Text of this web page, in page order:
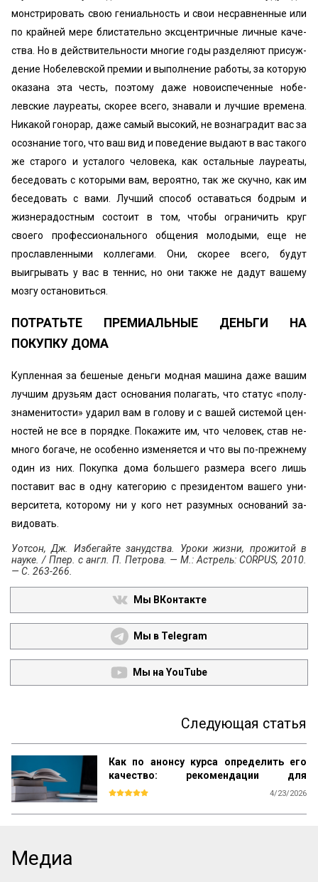
монстрировать свою гениальность и свои несравненные или
по крайней мере блистательно эксцентричные личные каче­
ства. Но в действительности многие годы разделяют присуж­
дение Нобелевской премии и выполнение работы, за кото­рую
оказана эта честь, поэтому даже новоиспеченные нобе­
левские лауреаты, скорее всего, знавали и лучшие времена.
Никакой гонорар, даже самый высокий, не вознаградит вас за
осознание того, что ваш вид и поведение выдают в вас такого
же старого и усталого человека, как остальные лауреаты,
бесе­довать с которыми вам, вероятно, так же скучно, как им
бесе­довать с вами. Лучший способ оставаться бодрым и
жизнера­достным состоит в том, чтобы ограничить круг
своего про­фессионального общения молодыми, еще не
прославленны­ми коллегами. Они, скорее всего, будут
выигрывать у вас в теннис, но они также не дадут вашему
мозгу остановиться.
ПОТРАТЬТЕ ПРЕМИАЛЬНЫЕ ДЕНЬГИ НА
ПОКУПКУ ДОМА
Купленная за бешеные деньги модная машина даже вашим
лучшим друзьям даст основания полагать, что статус «полу-
знаменитости» ударил вам в голову и с вашей системой цен­
ностей не все в порядке. Покажите им, что человек, став не­
много богаче, не особенно изменяется и что вы по-прежне­му
один из них. Покупка дома большего размера всего лишь
поставит вас в одну категорию с президентом вашего уни­
верситета, которому ни у кого нет разумных оснований за­
видовать.
Уотсон, Дж. Избегайте занудства. Уроки жизни, прожитой в
науке. / Ппер. с англ. П. Петрова. — М.: Астрель: CORPUS, 2010.
— С. 263-266.
Мы ВКонтакте
Мы в Telegram
Мы на YouTube
Следующая статья
Как по анонсу курса определить его
качество: рекомендации для
студентов
4/23/2026
Медиа